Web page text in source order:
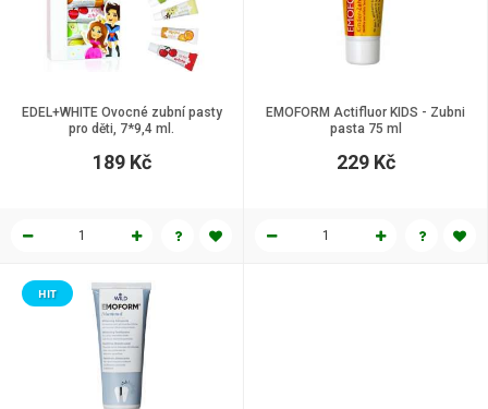
EDEL+WHITE Ovocné zubní pasty
pro děti, 7*9,4 ml.
189 Kč
EMOFORM Actifluor KIDS - Zubni
pasta 75 ml
229 Kč
HIT